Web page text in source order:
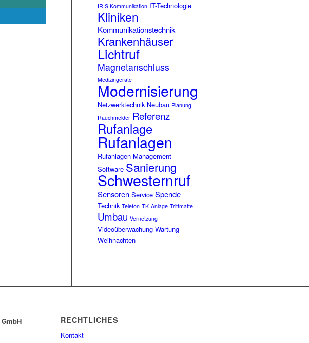
IRIS Kommunikation IT-Technologie
Kliniken
Kommunikationstechnik
Krankenhäuser
Lichtruf
Magnetanschluss
Medizingeräte
Modernisierung
Netzwerktechnik Neubau Planung
Rauchmelder Referenz
Rufanlage
Rufanlagen
Rufanlagen-Management-
Software Sanierung
Schwesternruf
Sensoren Service Spende
Technik Telefon TK-Anlage Trittmatte
Umbau Vernetzung
Videoüberwachung Wartung
Weihnachten
RECHTLICHES
Kontakt